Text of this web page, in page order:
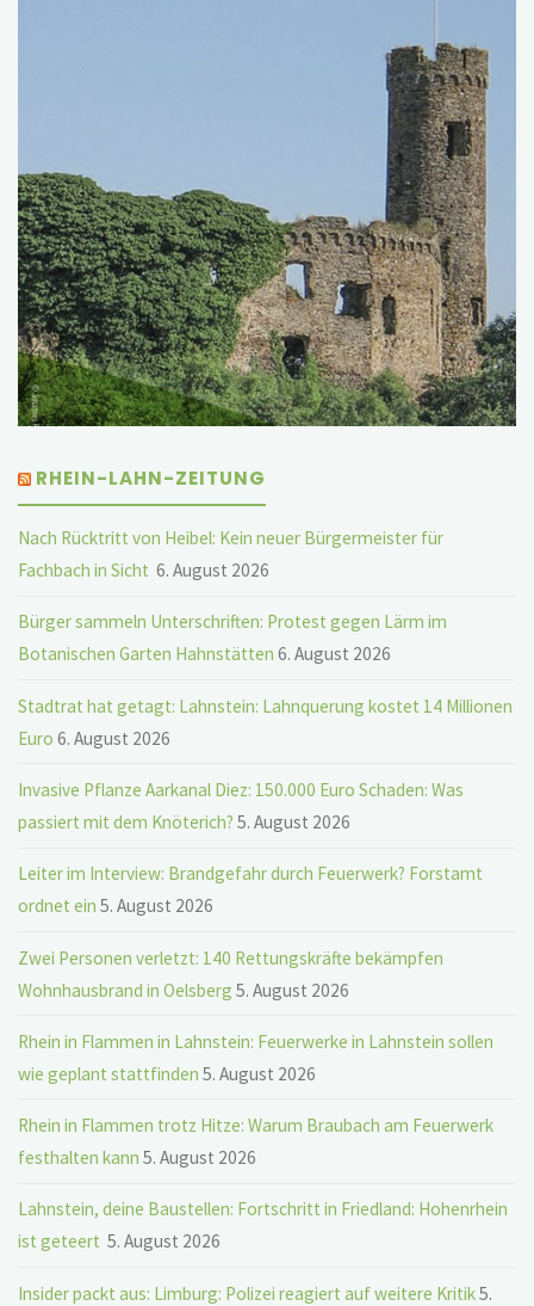
RHEIN-LAHN-ZEITUNG
Nach Rücktritt von Heibel: Kein neuer Bürgermeister für
Fachbach in Sicht 6. August 2026
Bürger sammeln Unterschriften: Protest gegen Lärm im
Botanischen Garten Hahnstätten 6. August 2026
Stadtrat hat getagt: Lahnstein: Lahnquerung kostet 14 Millionen
Euro 6. August 2026
Invasive Pflanze Aarkanal Diez: 150.000 Euro Schaden: Was
passiert mit dem Knöterich? 5. August 2026
Leiter im Interview: Brandgefahr durch Feuerwerk? Forstamt
ordnet ein 5. August 2026
Zwei Personen verletzt: 140 Rettungskräfte bekämpfen
Wohnhausbrand in Oelsberg 5. August 2026
Rhein in Flammen in Lahnstein: Feuerwerke in Lahnstein sollen
wie geplant stattfinden 5. August 2026
Rhein in Flammen trotz Hitze: Warum Braubach am Feuerwerk
festhalten kann 5. August 2026
Lahnstein, deine Baustellen: Fortschritt in Friedland: Hohenrhein
ist geteert 5. August 2026
Insider packt aus: Limburg: Polizei reagiert auf weitere Kritik5.